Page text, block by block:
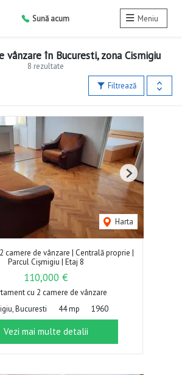
Sună acum Meniu
8 rezultate
în Bucuresti, zona Cismigiu
Filtrează
Harta
Next
camere de vânzare | Centrală proprie |
Parcul Cișmigiu | Etaj 8
110,000 €
cu 2 camere de vânzare
Bucuresti
44 mp 1960
Vezi mai multe detalii